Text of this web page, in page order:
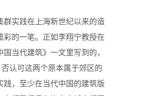
群实践在上海新世纪以来的造
彩的一笔。正如李翔宁教授在
国当代建筑》一文里写到的，
认可这两个原本属于郊区的
践，至少在当代中国的建筑版